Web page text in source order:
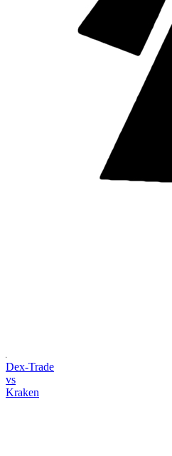
Dex-Trade
vs
Kraken